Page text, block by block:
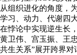
从组织进化的角度，
学习、动力、代谢四
在悖论中实现逆生长
黄卫伟、宫玉振、王
共生关系”展开跨界对